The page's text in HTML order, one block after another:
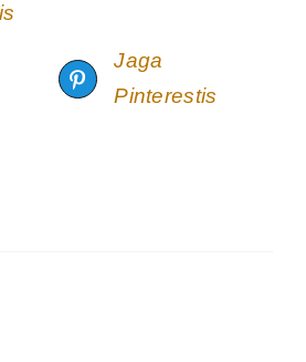
Jaga
Pinterestis